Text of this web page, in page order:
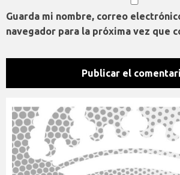
Guarda mi nombre, correo
navegador para la próxima vez que